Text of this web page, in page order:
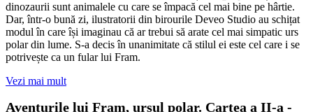
dinozaurii sunt animalele cu care se împacă cel mai bine pe hârtie.
Dar, într-o bună zi, ilustratorii din birourile Deveo Studio au schițat
modul în care își imaginau că ar trebui să arate cel mai simpatic urs
polar din lume. S-a decis în unanimitate că stilul ei este cel care i se
potrivește ca un fular lui Fram.
Vezi mai mult
Aventurile lui Fram, ursul polar. Cartea a II-a -